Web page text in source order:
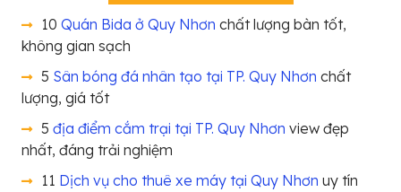
10 Quán Bida ở Quy Nhơn chất lượng bàn tốt,
không gian sạch
5 Sân bóng đá nhân tạo tại TP. Quy Nhơn chất
lượng, giá tốt
5 địa điểm cắm trại tại TP. Quy Nhơn view đẹp
nhất, đáng trải nghiệm
11 Dịch vụ cho thuê xe máy tại Quy Nhơn uy tín